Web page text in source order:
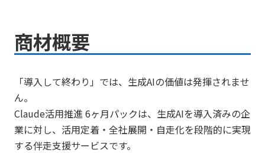
商材概要
「導入して終わり」では、生成AIの価値は発揮されませ
ん。
Claude活用推進 6ヶ月パックは、生成AIを導入済みの企
業に対し、活用定着・全社展開・自走化を段階的に実現
する伴走支援サービスです。